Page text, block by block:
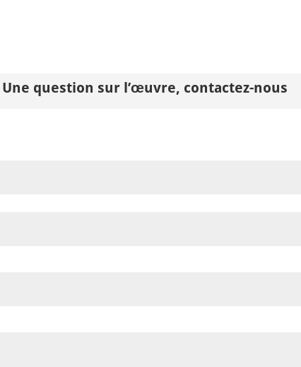
Une question sur l’œuvre, contactez-nous